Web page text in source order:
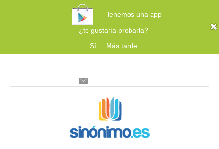
Tenemos una app
¿te gustaría probarla?
Sí
Más tarde